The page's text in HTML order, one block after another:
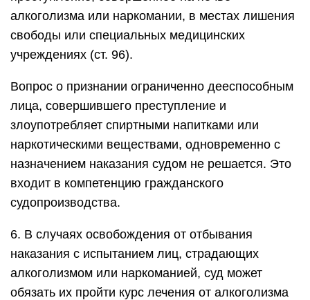
алкоголизма или наркомании, в местах лишения
свободы или специальных медицинских
учреждениях (ст. 96).
Вопрос о признании ограниченно дееспособным
лица, совершившего преступление и
злоупотребляет спиртными напитками или
наркотическими веществами, одновременно с
назначением наказания судом не решается. Это
входит в компетенцию гражданского
судопроизводства.
6. В случаях освобождения от отбывания
наказания с испытанием лиц, страдающих
алкоголизмом или наркоманией, суд может
обязать их пройти курс лечения от алкоголизма